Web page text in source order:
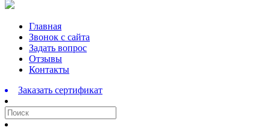
Перейти
содержимому
Главная
Звонок с сайта
Задать вопрос
Отзывы
Контакты
Заказать сертификат